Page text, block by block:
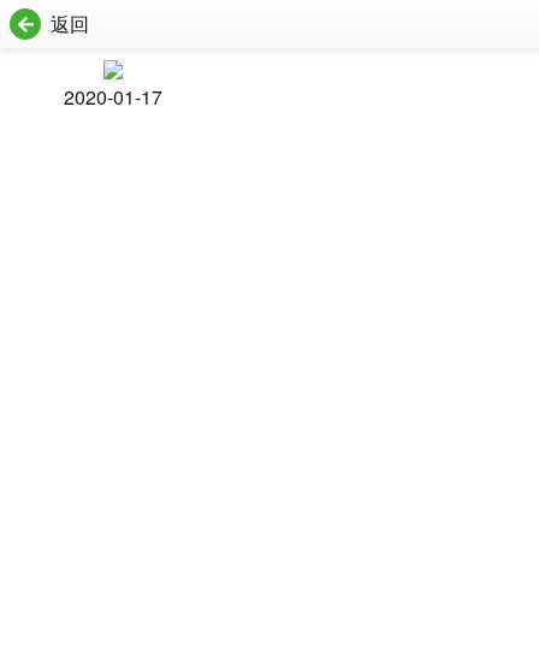
返回
2020-01-17